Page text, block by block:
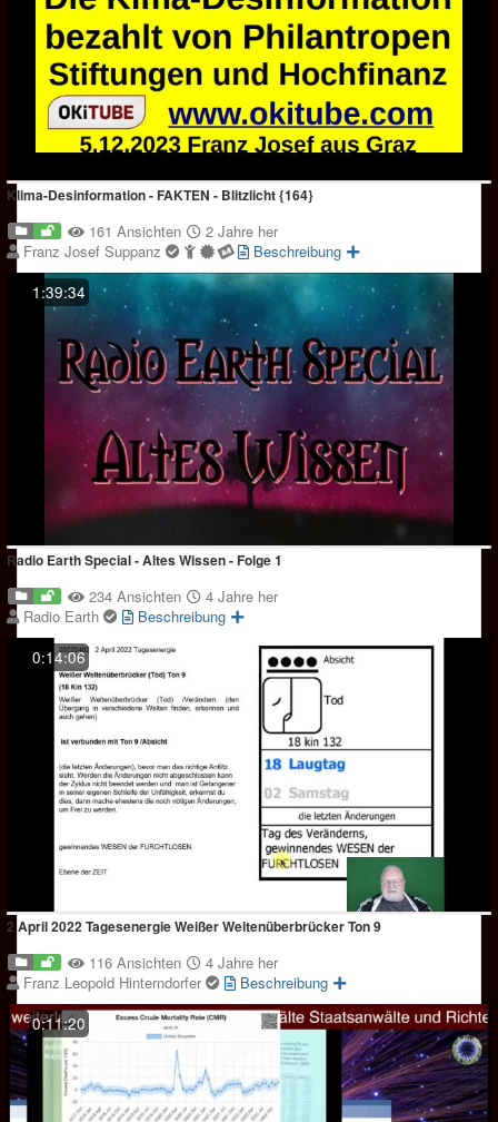
Klima-Desinformation - FAKTEN - Blitzlicht {164}
161 Ansichten
2 Jahre her
Franz Josef Suppanz
Beschreibung
1:39:34
Radio Earth Special - Altes Wissen - Folge 1
234 Ansichten
4 Jahre her
Radio Earth
Beschreibung
0:14:06
2 April 2022 Tagesenergie Weißer Weltenüberbrücker Ton 9
116 Ansichten
4 Jahre her
Franz Leopold Hinterndorfer
Beschreibung
0:11:20